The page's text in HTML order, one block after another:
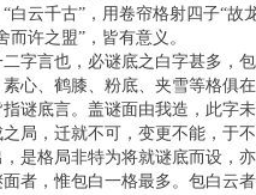
白云千古”，用卷帘格射四子“故
而许之盟”，皆有意义。
字言也，必谜底之白字甚多，
心、鹤膝、粉底、夹雪等格俱
指谜底言。盖谜面由我造，此字
局，迁就不可，变更不能，于
是格局非特为将就谜底而设，
者，惟包白一格最多。包白云